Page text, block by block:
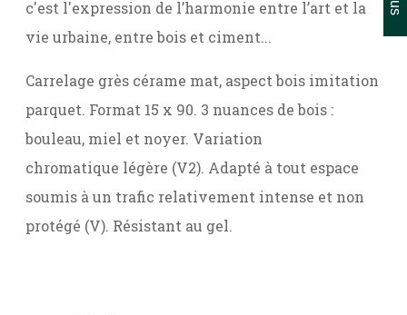
c'est l'expression de l’harmonie entre l’art et la
vie urbaine, entre bois et ciment...
Carrelage grès cérame mat, aspect bois imitation
parquet. Format 15 x 90. 3 nuances de bois :
bouleau, miel et noyer. Variation
chromatique légère (V2). Adapté à tout espace
soumis à un trafic relativement intense et non
protégé (V). Résistant au gel.